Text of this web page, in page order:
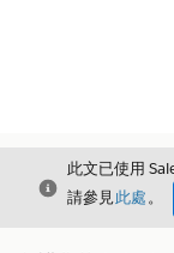
結束
此文已使用
請參見此處。